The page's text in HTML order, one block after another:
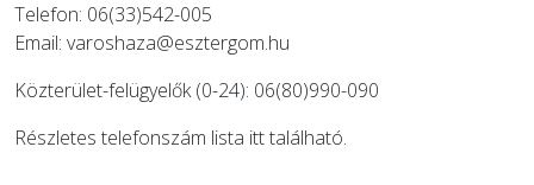
Telefon: 06(33)542-005
Email: varoshaza@esztergom.hu
Közterület-felügyelők (0-24): 06(80)990-090
Részletes telefonszám lista itttalálható.